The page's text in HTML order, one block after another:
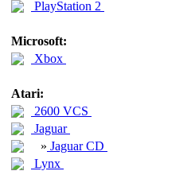
PlayStation 2
Microsoft:
Xbox
Atari:
2600 VCS
Jaguar
» Jaguar CD
Lynx